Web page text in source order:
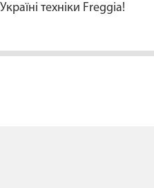
Україні техніки Freggia!